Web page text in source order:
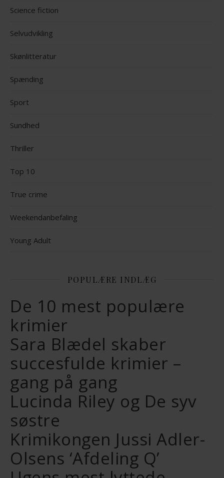
Science fiction
Selvudvikling
Skønlitteratur
Spænding
Sport
Sundhed
Thriller
Top 10
True crime
Weekendanbefaling
Young Adult
POPULÆRE INDLÆG
De 10 mest populære
krimier
Sara Blædel skaber
succesfulde krimier –
gang på gang
Lucinda Riley og De syv
søstre
Krimikongen Jussi Adler-
Olsens ‘Afdeling Q’